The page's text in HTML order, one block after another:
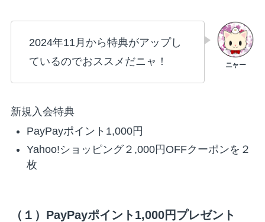
2024年11月から特典がアップし
ているのでおススメだニャ！
新規入会特典
PayPayポイント1,000円
Yahoo!ショッピング２,000円OFFクーポンを２
枚
（１）PayPayポイント1,000円プレゼント